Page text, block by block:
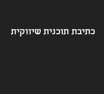
כתיבת תוכנית שיווקית